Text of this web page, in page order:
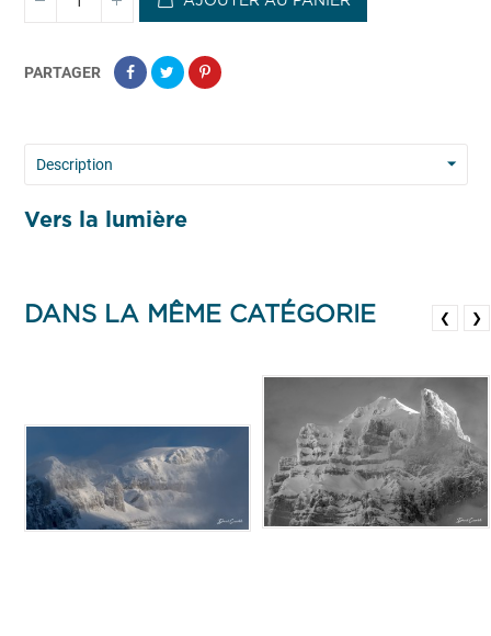
PARTAGER
Description
Vers la lumière
DANS LA MÊME CATÉGORIE ❮ ❯